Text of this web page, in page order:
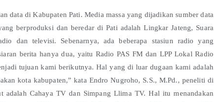
data di Kabupaten Pati. Media massa yang dijadikan sumber data
berproduksi dan beredar di Pati adalah Lingkar Jateng, Suara
dan televisi. Sebenarnya, ada beberapa stasiun radio yang
berita hanya dua, yaitu Radio PAS FM dan LPP Lokal Radio
tujuan kami berikutnya. Hal yang di luar dugaan kami adalah
kota kabupaten,” kata Endro Nugroho, S.S., M.Pd., peneliti di
adalah Cahaya TV dan Simpang Llima TV. Hal itu menandakan